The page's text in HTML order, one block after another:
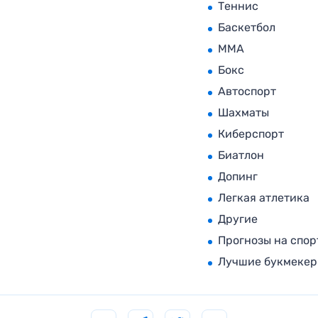
Теннис
Баскетбол
MMA
Бокс
Автоспорт
Шахматы
Киберспорт
Биатлон
Допинг
Легкая атлетика
Другие
Прогнозы на
Лучшие